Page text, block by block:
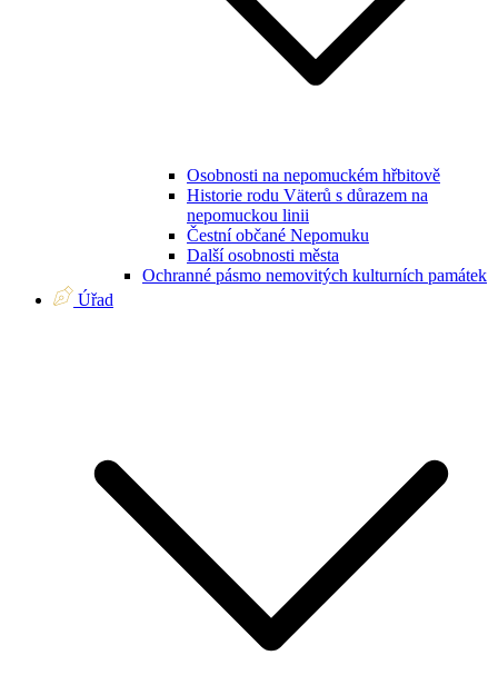
Osobnosti na nepomuckém hřbitově
Historie rodu Väterů s důrazem na
nepomuckou linii
Čestní občané Nepomuku
Další osobnosti města
Ochranné pásmo nemovitých kulturních památek
Úřad